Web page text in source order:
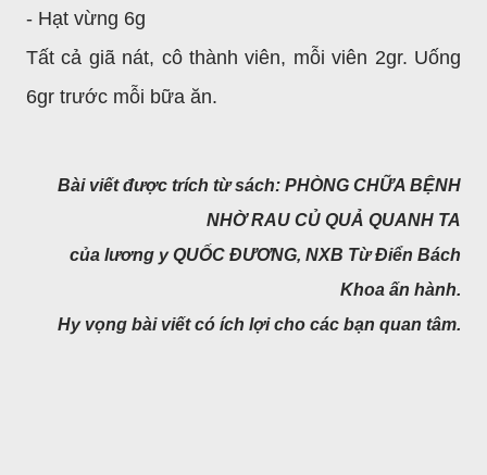
- Hạt vừng 6g
Tất cả giã nát, cô thành viên, mỗi viên 2gr. Uống
6gr trước mỗi bữa ăn.
Bài viết được trích từ sách: PHÒNG CHỮA BỆNH
NHỜ RAU CỦ QUẢ QUANH TA
của lương y QUỐC ĐƯƠNG, NXB Từ Điển Bách
Khoa ấn hành.
Hy vọng bài viết có ích lợi cho các bạn quan tâm.